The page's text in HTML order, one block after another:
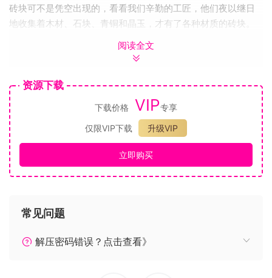
砖块可不是凭空出现的，看看我们辛勤的工匠，他们夜以继日
地收集着木材、石块、青铜和晶玉，才有了各种材质的砖块。
木头砖块生产迅速，石头砖块中庸均衡，青铜砖块坚固厚重，
晶玉砖块脆弱而致命。做好资源管理，战争便已赢了一半。
把你的战士们分配到前线去吧，他们架起盾牌，操作弩机，维
墙。
阅读全文
资源下载
下载价格 VIP专享
仅限VIP下载
升级VIP
立即购买
常见问题
解压密码错误？点击查看》